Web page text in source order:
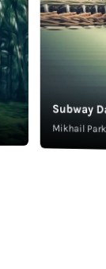
Subway
Mikhail